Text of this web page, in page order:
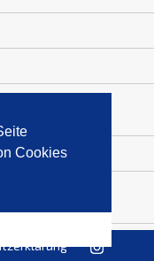
Cookies
täglich fast 6
1 in Deutschland,